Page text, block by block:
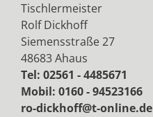
Tischlermeister
Rolf Dickhoff
Siemensstraße 27
48683 Ahaus
Tel: 02561 - 4485671
Mobil: 0160 - 94523166
ro-dickhoff@t-online.de